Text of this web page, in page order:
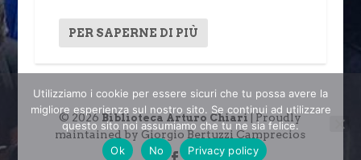
PER SAPERNE DI PIÙ
© 2026 Biblioteca Arturo Chiari| Proudly
maintained by Giorgio Bertuzzi Camprecios
Utilizziamo i cookie per essere sicuri che tu possa avere la
migliore esperienza sul nostro sito. Se continui ad utilizzare
questo sito noi assumiamo che tu ne sia felice.
Ok
No Privacy policy